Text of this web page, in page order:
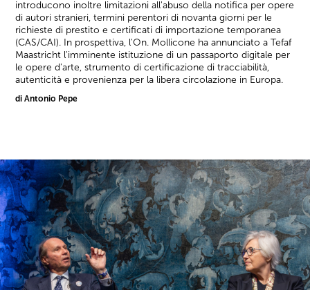
introducono inoltre limitazioni all'abuso della notifica per opere
di autori stranieri, termini perentori di novanta giorni per le
richieste di prestito e certificati di importazione temporanea
(CAS/CAI). In prospettiva, l'On. Mollicone ha annunciato a Tefaf
Maastricht l'imminente istituzione di un passaporto digitale per
le opere d'arte, strumento di certificazione di tracciabilità,
autenticità e provenienza per la libera circolazione in Europa.
di Antonio Pepe